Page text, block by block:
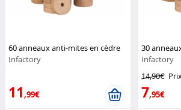
60 anneaux anti-mites en cèdre
Infactory
11,99€
30
Infactory
14,90€
7,95€